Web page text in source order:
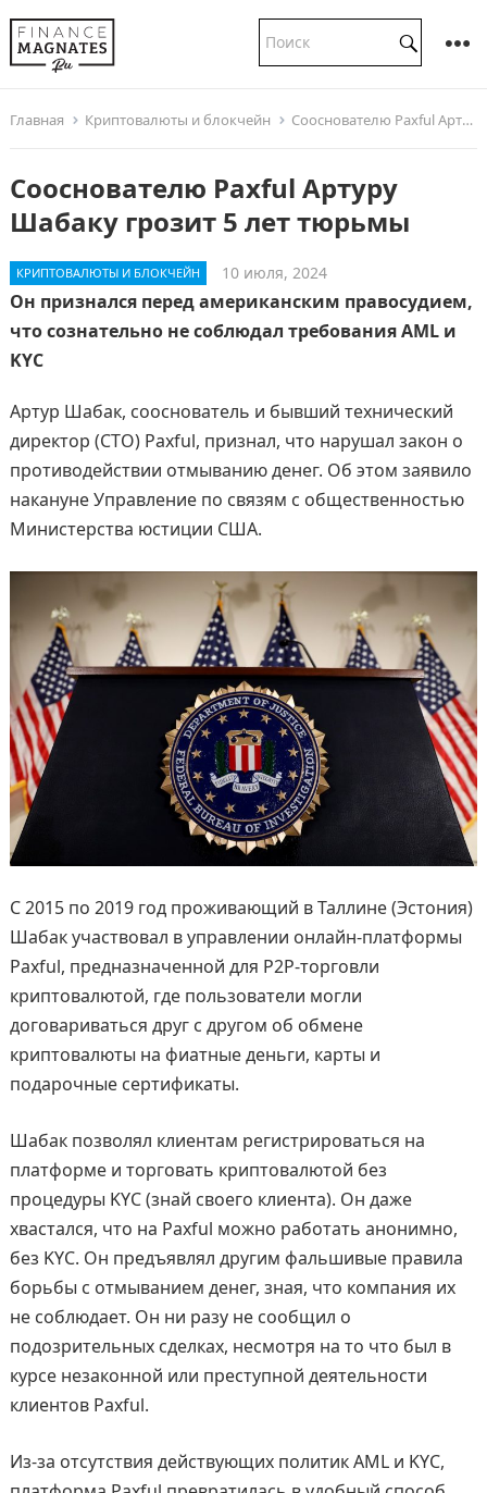
Главная Криптовалюты и блокчейн Сооснователю Paxful Артуру Шабаку грозит 5 лет тюрьмы
Сооснователю Paxful Артуру
Шабаку грозит 5 лет тюрьмы
КРИПТОВАЛЮТЫ И БЛОКЧЕЙН 10 июля, 2024
Он признался перед американским правосудием,
что сознательно не соблюдал требования AML и
KYC
Артур Шабак, сооснователь и бывший технический
директор (CTO) Paxful, признал, что нарушал закон о
противодействии отмыванию денег. Об этом заявило
накануне Управление по связям с общественностью
Министерства юстиции США.
С 2015 по 2019 год проживающий в Таллине (Эстония)
Шабак участвовал в управлении онлайн-платформы
Paxful, предназначенной для Р2Р-торговли
криптовалютой, где пользователи могли
договариваться друг с другом об обмене
криптовалюты на фиатные деньги, карты и
подарочные сертификаты.
Шабак позволял клиентам регистрироваться на
платформе и торговать криптовалютой без
процедуры KYC (знай своего клиента). Он даже
хвастался, что на Paxful можно работать анонимно,
без KYC. Он предъявлял другим фальшивые правила
борьбы с отмыванием денег, зная, что компания их
не соблюдает. Он ни разу не сообщил о
подозрительных сделках, несмотря на то что был в
курсе незаконной или преступной деятельности
клиентов Paxful.
Из-за отсутствия действующих политик AML и KYC,